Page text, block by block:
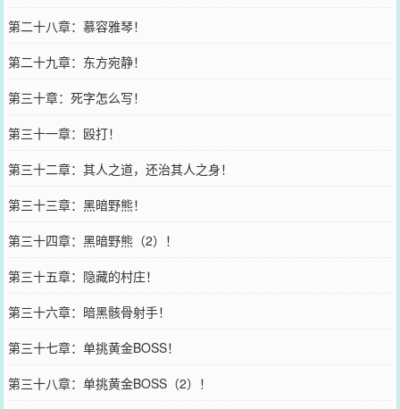
第二十八章：慕容雅琴！
第二十九章：东方宛静！
第三十章：死字怎么写！
第三十一章：殴打！
第三十二章：其人之道，还治其人之身！
第三十三章：黑暗野熊！
第三十四章：黑暗野熊（2）！
第三十五章：隐藏的村庄！
第三十六章：暗黑骸骨射手！
第三十七章：单挑黄金BOSS！
第三十八章：单挑黄金BOSS（2）！